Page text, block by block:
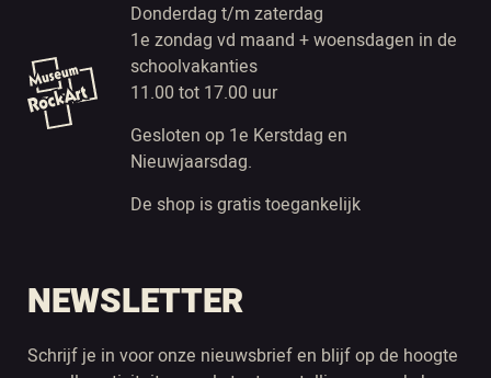
Donderdag t/m zaterdag
1e zondag vd maand + woensdagen in de
schoolvakanties
11.00 tot 17.00 uur
Gesloten op 1e Kerstdag en
Nieuwjaarsdag.
De shop is gratis toegankelijk
NEWSLETTER
Schrijf je in voor onze nieuwsbrief en blijf op de hoogte